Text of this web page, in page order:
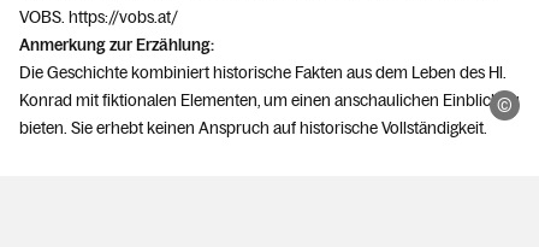
VOBS. https://vobs.at/
Anmerkung zur Erzählung:
Die Geschichte kombiniert historische Fakten aus dem Leben des Hl.
Konrad mit fiktionalen Elementen, um einen anschaulichen Einblick zu
bieten. Sie erhebt keinen Anspruch auf historische Vollständigkeit.